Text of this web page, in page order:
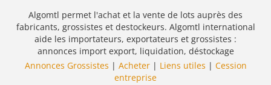
Algomtl permet l'achat et la vente de lots auprès des
fabricants, grossistes et destockeurs. Algomtl international
aide les importateurs, exportateurs et grossistes :
annonces import export, liquidation, déstockage
Annonces Grossistes | Acheter| Liens utiles | Cession
entreprise